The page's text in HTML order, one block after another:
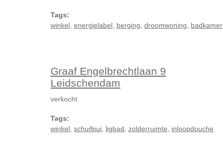
Tags:
winkel energielabel berging droomwoning badkamer
Graaf Engelbrechtlaan 9
Leidschendam
verkocht
Tags:
winkel schuifpui ligbad zolderruimte inloopdouche